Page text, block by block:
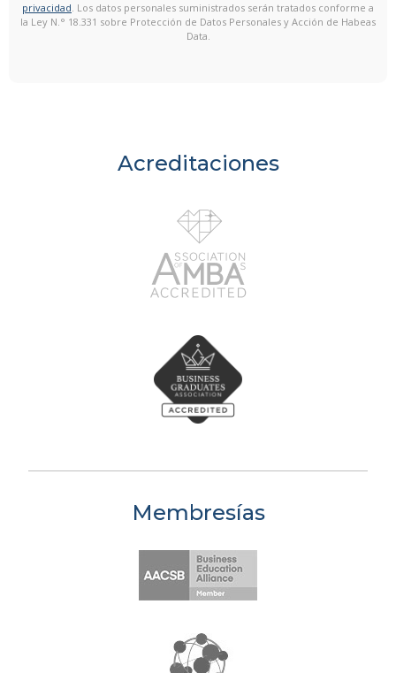
privacidad. Los datos personales suministrados serán tratados conforme a
la Ley N.° 18.331 sobre Protección de Datos Personales y Acción de Habeas
Data.
Acreditaciones
Membresías